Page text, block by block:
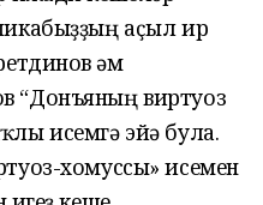
аҫыл ир
һәм
“Донъяның виртуоз
исемгә эйә була.
хомуссы» исемен